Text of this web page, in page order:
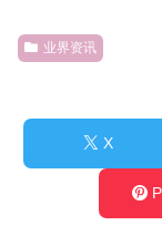
业界资讯
X